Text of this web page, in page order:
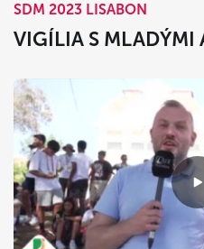
SDM 2023 LISABON
VIGÍLIA S MLADÝMI